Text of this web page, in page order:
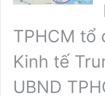
TPHCM tổ
Kinh tế
UBND